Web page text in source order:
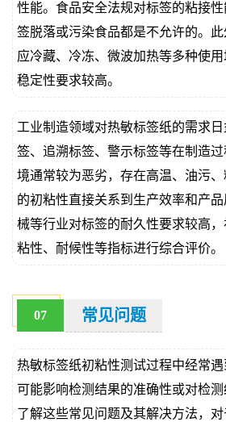
性能。食品安全法规对标签的粘接
签脱落或污染食品都是不允许的。
应冷藏、冷冻、微波加热等多种使
稳定性要求较高。
工业制造领域对热敏标签纸的需求
签、追溯标签、警示标签等在制造
境通常较为恶劣，存在高温、油污
的初粘性直接关系到生产效率和产
械等行业对标签的耐久性要求较高
粘性、耐候性等指标进行综合评价。
07 常见问题
热敏标签纸初粘性测试过程中经常
可能影响检测结果的准确性或对检测
了解这些常见问题及其解决方法，